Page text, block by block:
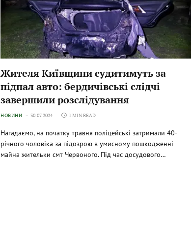
Жителя Київщини судитимуть за
підпал авто: бердичівські слідчі
завершили розслідування
НОВИНИ 30.07.2024 1 MIN READ
Нагадаємо, на початку травня поліцейські затримали 40-
річного чоловіка за підозрою в умисному пошкодженні
майна жительки смт Червоного. Під час досудового…